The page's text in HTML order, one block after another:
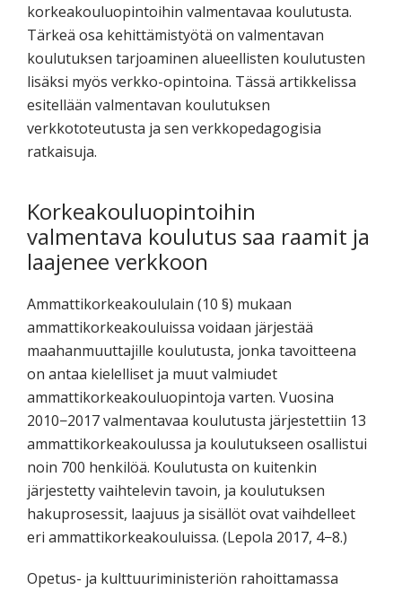
korkeakouluopintoihin valmentavaa koulutusta.
Tärkeä osa kehittämistyötä on valmentavan
koulutuksen tarjoaminen alueellisten koulutusten
lisäksi myös verkko-opintoina. Tässä artikkelissa
esitellään valmentavan koulutuksen
verkkototeutusta ja sen verkkopedagogisia
ratkaisuja.
Korkeakouluopintoihin
valmentava koulutus saa raamit ja
laajenee verkkoon
Ammattikorkeakoululain (10 §) mukaan
ammattikorkeakouluissa voidaan järjestää
maahanmuuttajille koulutusta, jonka tavoitteena
on antaa kielelliset ja muut valmiudet
ammattikorkeakouluopintoja varten. Vuosina
2010−2017 valmentavaa koulutusta järjestettiin 13
ammattikorkeakoulussa ja koulutukseen osallistui
noin 700 henkilöä. Koulutusta on kuitenkin
järjestetty vaihtelevin tavoin, ja koulutuksen
hakuprosessit, laajuus ja sisällöt ovat vaihdelleet
eri ammattikorkeakouluissa. (Lepola 2017, 4−8.)
Opetus- ja kulttuuriministeriön rahoittamassa